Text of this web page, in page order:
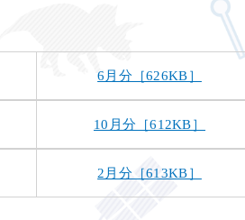
6月分［626KB］
10月分［612KB］
2月分［613KB］